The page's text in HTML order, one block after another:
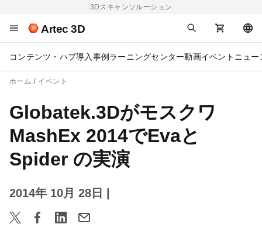
3Dスキャンソルーション
Artec 3D
コンテンツ・ハブ導入事例 ラーニングセンター動画イベント ニュー
ホーム イベント
Globatek.3Dがモスクワ
MashEx 2014でEvaと
Spider の実演
2014年 10月 28日